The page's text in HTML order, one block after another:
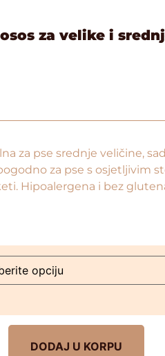
za velike i
za pse srednje veličine,
za pse s osjetljivim
Hipoalergena i bez
DODAJ U KORPU